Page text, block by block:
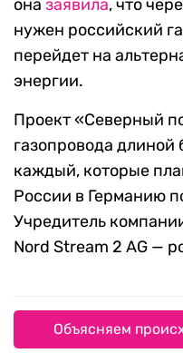
она заявила, что
нужен российский
перейдет на
энергии.
Проект «Северный
газопровода длиной
каждый, которые
России в Германию
Учредитель
Nord Stream 2 AG —
Объясняем